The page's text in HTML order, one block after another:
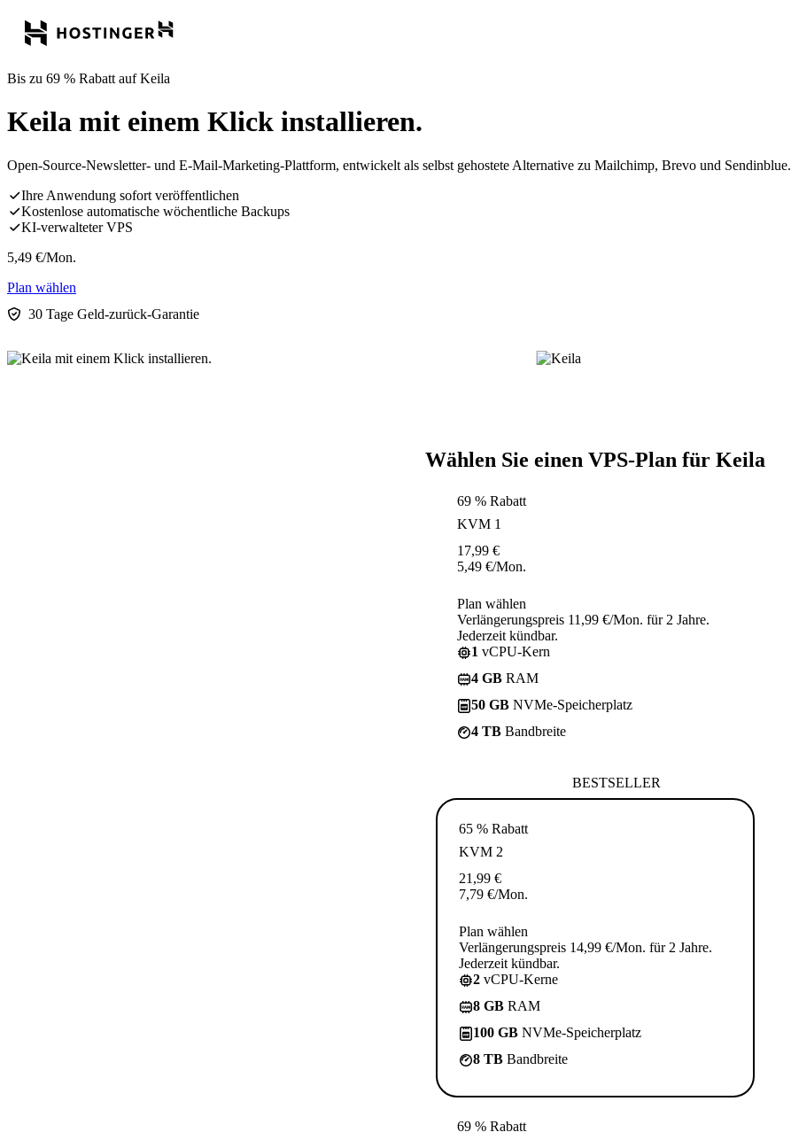
Bis zu 69 % Rabatt auf Keila
Keila mit einem Klick installieren.
Open-Source-Newsletter- und E-Mail-Marketing-Plattform, entwickelt als selbst gehostete Alternative zu Mailchimp, Brevo und Sendinblue.
Ihre Anwendung sofort veröffentlichen
Kostenlose automatische wöchentliche Backups
KI-verwalteter VPS
5,49 €/Mon.
Plan wählen
30 Tage Geld-zurück-Garantie
Wählen Sie einen VPS-Plan für Keila
69 % Rabatt
KVM 1
17,99 €
5,49 €/Mon.
Plan wählen
Verlängerungspreis 11,99 €/Mon. für 2 Jahre.
Jederzeit kündbar.
1 vCPU-Kern
4 GB RAM
50 GB NVMe-Speicherplatz
4 TB Bandbreite
BESTSELLER
65 % Rabatt
KVM 2
21,99 €
7,79 €/Mon.
Plan wählen
Verlängerungspreis 14,99 €/Mon. für 2 Jahre.
Jederzeit kündbar.
2 vCPU-Kerne
8 GB RAM
100 GB NVMe-Speicherplatz
8 TB Bandbreite
69 % Rabatt